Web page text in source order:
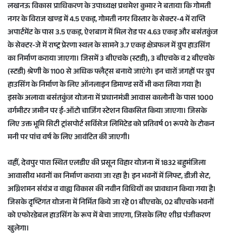
लखनऊ विकास प्राधिकरण के उपाध्यक्ष प्रथमेश कुमार ने बताया कि गोमती
नगर के विराज खण्ड में 4.5 एकड़, गोमती नगर विस्तार के सेक्टर-4 में राप्ति
अपार्टमेंट के पास 3.5 एकड़, ऐशबाग में मिल रोड पर 4.63 एकड़ और बसंतकुंज
के सेक्टर-जे में राष्ट्र प्रेरणा स्थल के सामने 3.7 एकड़ क्षेत्रफल में ग्रुप हाउसिंग
का निर्माण कराया जाएगा। जिसमें 3 बीएचके (स्टडी), 3 बीएचके व 2 बीएचके
(स्टडी) श्रेणी के 1100 से अधिक फ्लैट्स बनाये जाएंगे। इन चारों जगहों पर ग्रुप
हाउसिंग के निर्माण के लिए ऑनलाइन डिमाण्ड सर्वे भी करा लिया गया है।
इसके अलावा बसंतकुंज योजना में प्रधानमंत्री आवास कालोनी के पास 1000
वर्गमीटर जमीन पर ई-ऑटो चार्जिंग स्टेशन विकसित किया जाएगा। जिसके
लिए उक्त भूमि सिटी ट्रांसपोर्ट सर्विसेज लिमिटेड को प्रतिवर्ष 01 रूपये के टोकन
मनी पर पांच वर्ष के लिए आवंटित की जाएगी।
वहीं, देवपुर पारा स्थित एलडीए की प्रसून विहार योजना में 1832 बहुमंजिला
आवासीय भवनों का निर्माण कराया जा रहा है। इन भवनों में लिफ्ट, डीजी सेट,
अग्निशमन संयंत्र व वाह्य विकास की नवीन विधियों का प्रावधान किया गया है।
जिसके दृष्टिगत योजना में निर्मित किये जा रहे 01 बीएचके, 02 बीएचके भवनों
को एफोरडेबल हाउसिंग के रूप में बेचा जाएगा, जिसके लिए शीघ्र पंजीकरण
खुलेगा।